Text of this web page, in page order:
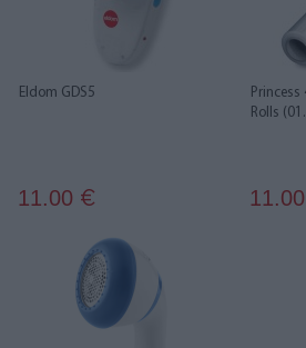
Eldom GDS5
11.00 €
Rolls
11.00